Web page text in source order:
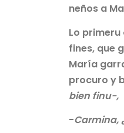
neños a
Lo primeru
fines, que
María
procuro y
bien finu-,
-Carmina,